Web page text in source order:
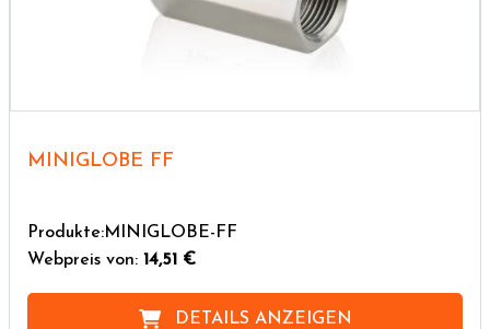
MINIGLOBE FF
Produkte:MINIGLOBE-FF
Webpreis von: 14,51 €
DETAILS ANZEIGEN